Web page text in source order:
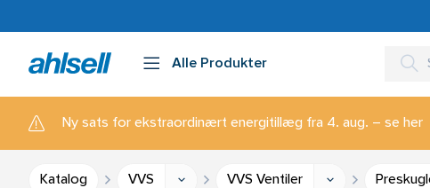
Alle Produkter
Ny sats for ekstraordinært energitillæg fra 4. aug. – se her
Katalog VVS VVS Ventiler